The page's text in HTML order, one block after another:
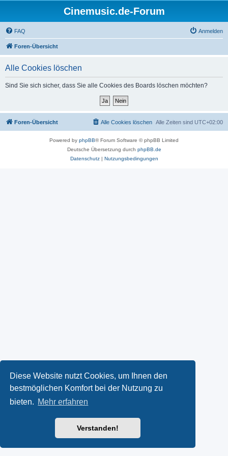
Diese Website nutzt Cookies, um Ihnen den
bestmöglichen Komfort bei der Nutzung zu
bieten. Mehr erfahren
Verstanden!
Cinemusic.de-Forum
FAQ Anmelden
Foren-Übersicht
Alle Cookies löschen
Sind Sie sich sicher, dass Sie alle Cookies des Boards löschen möchten?
Foren-Übersicht Alle Zeiten sind UTC+02:00
Alle Cookies löschen
Powered by phpBB® Forum Software © phpBB Limited
Deutsche Übersetzung durch phpBB.de
Datenschutz| Nutzungsbedingungen